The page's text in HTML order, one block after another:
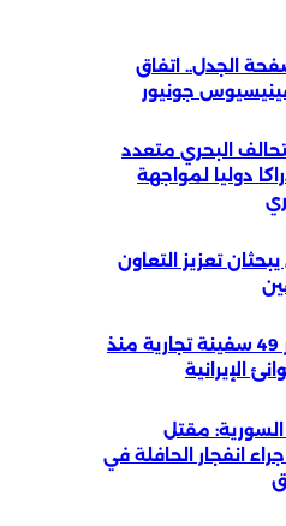
الجدل.. اتفاق
جونيور
البحري متعدد
دوليا لمواجهة
تعزيز التعاون
سنتكوم: تغيير مسار 49 سفينة تجارية منذ
الإيرانية
مقتل
وإصابة 13 جراء انفجار الحافلة في